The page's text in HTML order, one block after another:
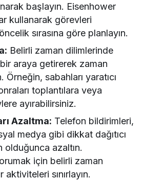
başlayın. Eisenhower
kullanarak görevleri
sırasına göre planlayın.
Belirli zaman dilimlerinde
araya getirerek zaman
Örneğin, sabahları yaratıcı
toplantılara veya
ayırabilirsiniz.
Azaltma: Telefon bildirimleri,
medya gibi dikkat dağıtıcı
olduğunca azaltın.
için belirli zaman
sınırlayın.